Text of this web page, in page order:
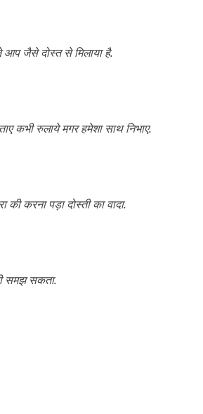
आप जैसे दोस्त से मिलाया है.
कभी रुलाये मगर हमेशा साथ निभाए.
की करना पड़ा दोस्ती का वादा.
समझ सकता.